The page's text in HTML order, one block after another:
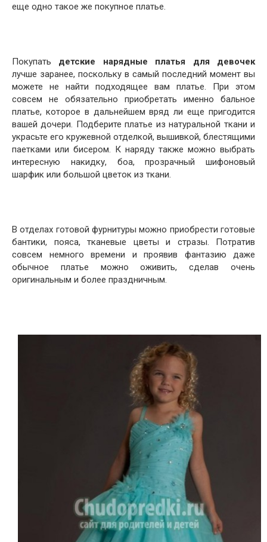
еще одно такое же покупное платье.
Покупать детские нарядные платья для девочек
лучше заранее, поскольку в самый последний момент вы
можете не найти подходящее вам платье. При этом
совсем не обязательно приобретать именно бальное
платье, которое в дальнейшем вряд ли еще пригодится
вашей дочери. Подберите платье из натуральной ткани и
украсьте его кружевной отделкой, вышивкой, блестящими
паетками или бисером. К наряду также можно выбрать
интересную накидку, боа, прозрачный шифоновый
шарфик или большой цветок из ткани.
В отделах готовой фурнитуры можно приобрести готовые
бантики, пояса, тканевые цветы и стразы. Потратив
совсем немного времени и проявив фантазию даже
обычное платье можно оживить, сделав очень
оригинальным и более праздничным.